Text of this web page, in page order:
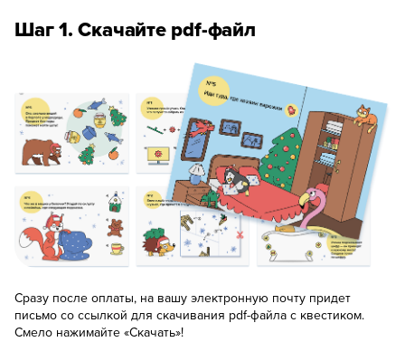
Шаг 1. Скачайте pdf-файл
Сразу после оплаты, на вашу электронную почту придет
письмо со ссылкой для скачивания pdf-файла с квестиком.
Смело нажимайте «Скачать»!